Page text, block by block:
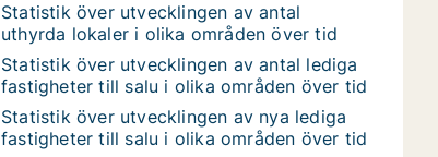
Statistik över utvecklingen av antal
uthyrda lokaler i olika områden över tid
Statistik över utvecklingen av antal lediga
fastigheter till salu i olika områden över tid
Statistik över utvecklingen av nya lediga
fastigheter till salu i olika områden över tid